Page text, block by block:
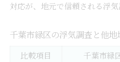
対応が、地元で信頼される浮気
千葉市緑区の浮気調査と他地
比較項目 千葉市緑